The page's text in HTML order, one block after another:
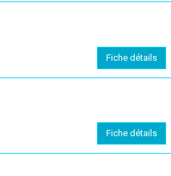
Fiche détails
Fiche détails